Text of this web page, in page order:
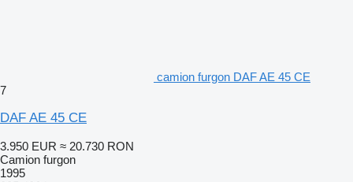
camion furgon DAF AE 45 CE
7
DAF AE 45 CE
3.950 EUR ≈ 20.730 RON
Camion furgon
1995